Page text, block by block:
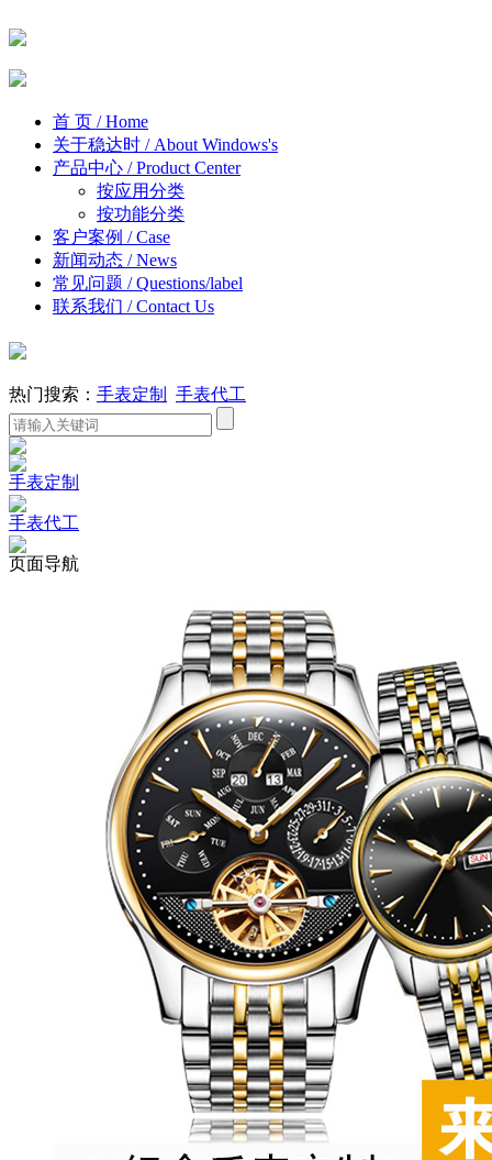
首 页 / Home
关于稳达时 / About Windows's
产品中心 / Product Center
按应用分类
按功能分类
客户案例 / Case
新闻动态 / News
常见问题 / Questions/label
联系我们 / Contact Us
热门搜索： 手表定制 手表代工
手表定制
手表代工
页面导航